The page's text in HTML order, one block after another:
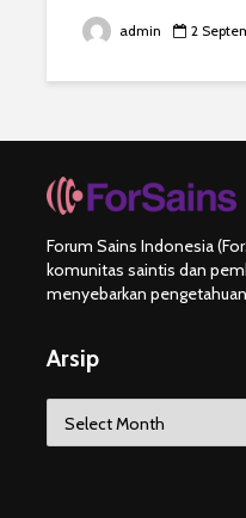
admin 2
Forum Sains Indonesia
komunitas saintis dan
menyebarkan
Arsip